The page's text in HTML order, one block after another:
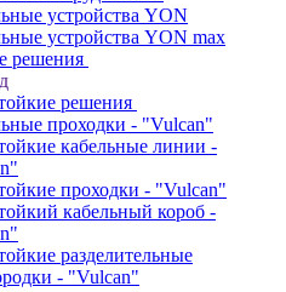
устройства YON
устройства YON max
решения
решения
проходки - "Vulcan"
кабельные линии -
проходки - "Vulcan"
кабельный короб -
разделительные
- "Vulcan"